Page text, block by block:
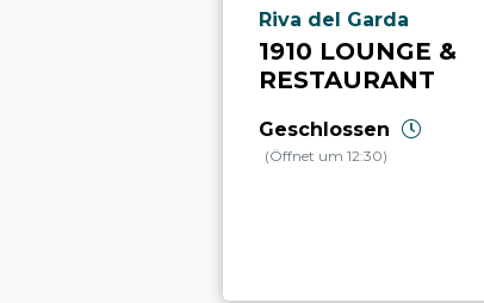
aria.poi_location_prefix
Riva del Garda
1910 LOUNGE &
RESTAURANT
Geschlossen
(Öffnet um 12:30)